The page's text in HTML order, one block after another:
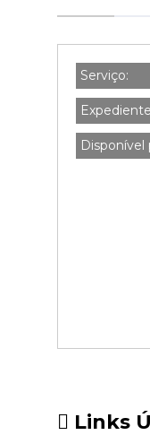
Serviço:
Disponível
Links